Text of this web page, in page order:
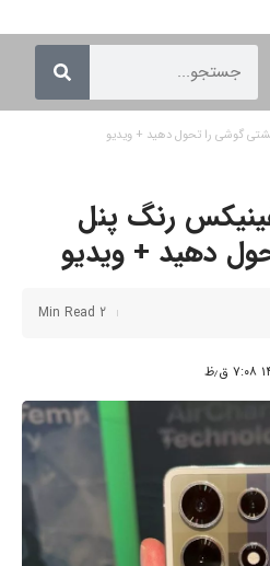
پشتی گوشی را تحول دهید + ویدیو
رنگ پنل
دهید + ویدیو
2 Min Read